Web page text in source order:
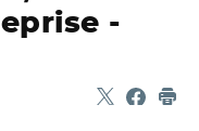
-
Partager
- Nouvelle
-